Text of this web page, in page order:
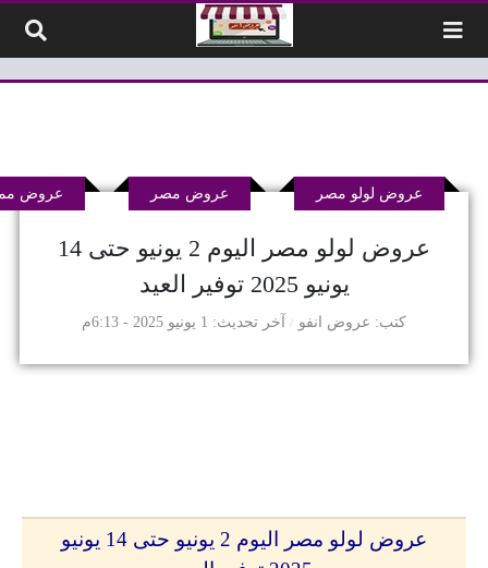
عروض لولو مصر اليوم 2 يونيو حتى 14
يونيو 2025 توفير العيد
كتب عروض انفو
عروض لولو مصر عروض مصر عروض
آخر تحديث 1 يونيو 2025 - 6:13م
عروض لولو مصر اليوم 2 يونيو حتى 14 يونيو